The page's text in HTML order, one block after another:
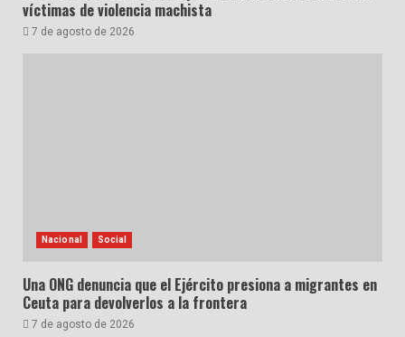
víctimas de violencia machista
7 de agosto de 2026
Nacional Social
Una ONG denuncia que el Ejército presiona a migrantes en
Ceuta para devolverlos a la frontera
7 de agosto de 2026